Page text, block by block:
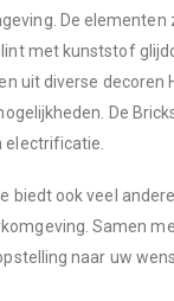
De elementen
met kunststof
uit diverse decoren
De
electrificatie.
biedt ook veel
Samen
naar uw